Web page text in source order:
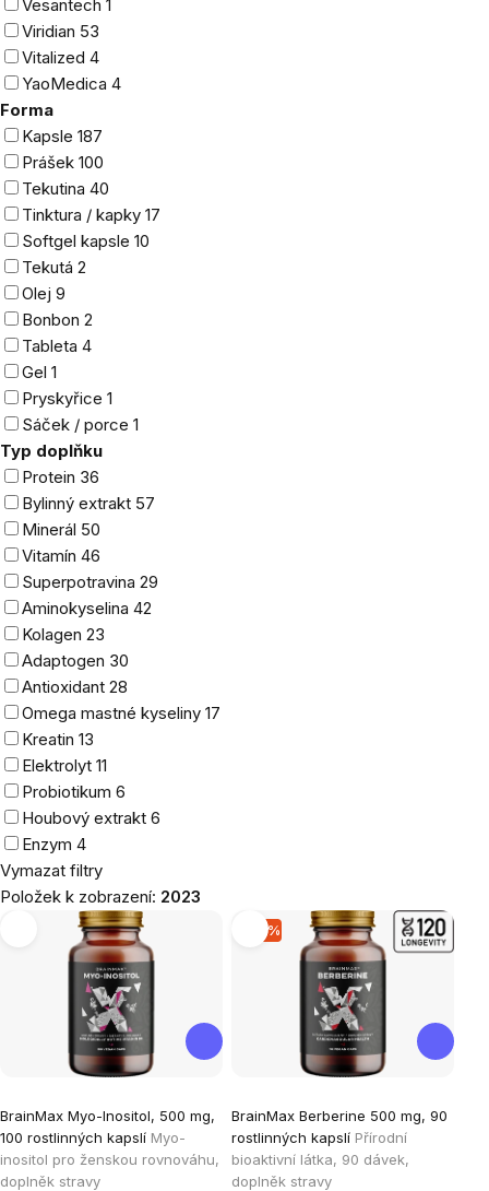
Vesantech 1
Viridian 53
Vitalized 4
YaoMedica 4
Forma
Kapsle 187
Prášek 100
Tekutina 40
Tinktura / kapky 17
Softgel kapsle 10
Tekutá 2
Olej 9
Bonbon 2
Tableta 4
Gel 1
Pryskyřice 1
Sáček / porce 1
Typ doplňku
Protein 36
Bylinný extrakt 57
Minerál 50
Vitamín 46
Superpotravina 29
Aminokyselina 42
Kolagen 23
Adaptogen 30
Antioxidant 28
Omega mastné kyseliny 17
Kreatin 13
Elektrolyt 11
Probiotikum 6
Houbový extrakt 6
Enzym 4
Vymazat filtry
Položek k zobrazení: 2023
produktů
BrainMax Myo-Inositol, 500 mg,
100 rostlinných kapslí Myo-
inositol pro ženskou rovnováhu,
doplněk stravy
hodnocení
produktu
je
–15 %
BrainMax Berberine 500 mg, 90
rostlinných kapslí Přírodní
bioaktivní látka, 90 dávek,
doplněk stravy
hodnocení
produktu
je